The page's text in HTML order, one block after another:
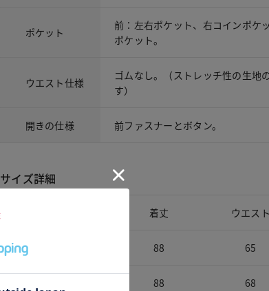
ポケット
前：左右ポケット、右コインポケ
ポケット。
ウエスト仕様
ゴムなし。（ストレッチ性の生地
す）
開きの仕様 前ファスナーとボタン。
サイズ詳細
着丈 ウエスト
88 65
88 68